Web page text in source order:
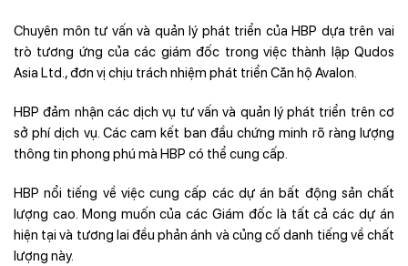
Chuyên môn tư vấn và quản lý phát triển của HBP dựa trên vai
trò tương ứng của các giám đốc trong việc thành lập Qudos
Asia Ltd., đơn vị chịu trách nhiệm phát triển Căn hộ Avalon.
HBP đảm nhận các dịch vụ tư vấn và quản lý phát triển trên cơ
sở phí dịch vụ. Các cam kết ban đầu chứng minh rõ ràng lượng
thông tin phong phú mà HBP có thể cung cấp.
HBP nổi tiếng về việc cung cấp các dự án bất động sản chất
lượng cao. Mong muốn của các Giám đốc là tất cả các dự án
hiện tại và tương lai đều phản ánh và củng cố danh tiếng về chất
lượng này.